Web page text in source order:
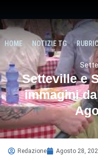
HOME NOTIZIE TG
Setteville e
immagini
Redazione Agosto 28,